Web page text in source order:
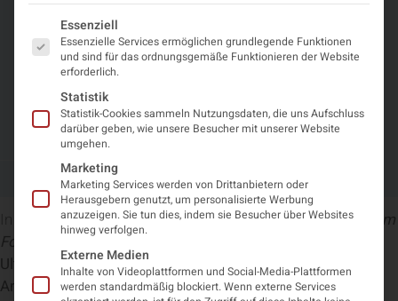
ÖGN Podcast „MRT-gesteuerter
fokussierter Ultraschall für
Bewegungsstörungen –
Anwendungsgebiete und
Limitationen“ 08/2025
August 21, 2025 2:10 p.m.
In der aktuellen Ausgabe desÖGN-Podcasts„Neurologie im
Fokus“
steht das Thema
Ultraschall für Bewegungsstörungen –
Anwendungsgebiete und Limitationen“im Mittelpunkt.
Es folgt eine Liste der Service-Gruppen, für die eine
Essenziell
Essenzielle Services ermöglichen grundlegende Funktionen
und sind für das ordnungsgemäße Funktionieren der Website
erforderlich.
Statistik
Statistik-Cookies sammeln Nutzungsdaten, die uns Aufschluss
darüber geben, wie unsere Besucher mit unserer Website
umgehen.
Marketing
Marketing Services werden von Drittanbietern oder
Herausgebern genutzt, um personalisierte Werbung
anzuzeigen. Sie tun dies, indem sie Besucher über Websites
hinweg verfolgen.
Externe Medien
Inhalte von Videoplattformen und Social-Media-Plattformen
werden standardmäßig blockiert. Wenn externe Services